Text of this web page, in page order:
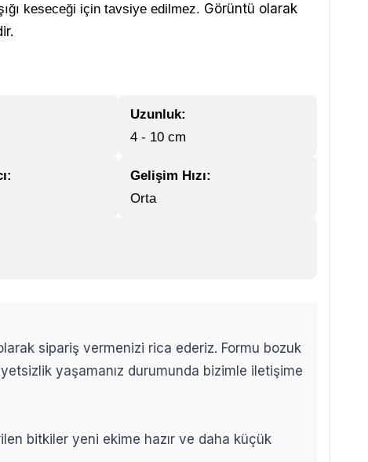
keseceği için tavsiye edilmez. Görüntü olarak
Uzunluk:
4 - 10 cm
Gelişim Hızı:
Orta
sipariş vermenizi rica ederiz. Formu bozuk
yaşamanız durumunda bizimle iletişime
bitkiler yeni ekime hazır ve daha küçük